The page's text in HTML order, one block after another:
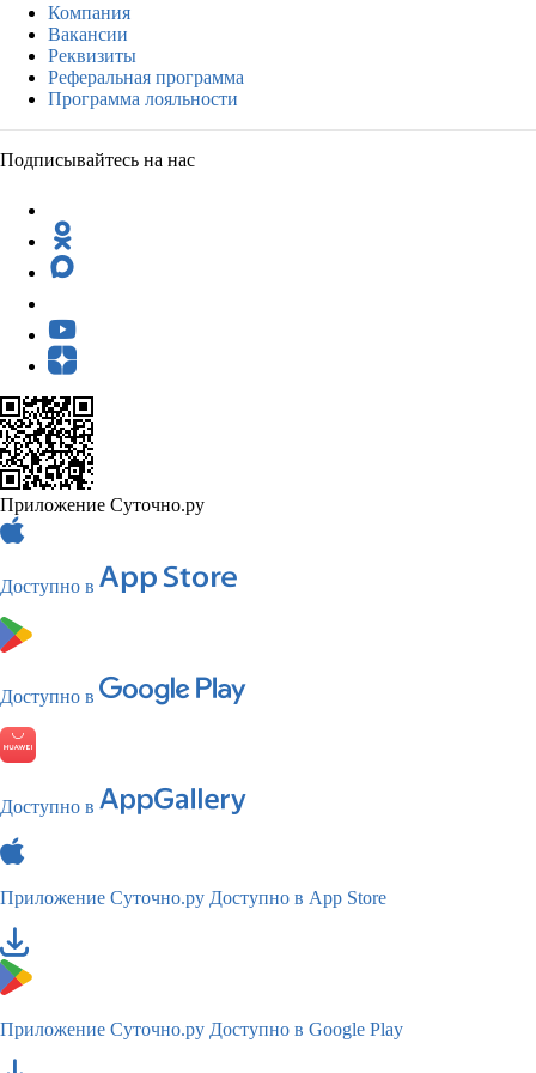
Компания
Вакансии
Реквизиты
Реферальная программа
Программа лояльности
Подписывайтесь на нас
Приложение Суточно.ру
Доступно в
Доступно в
Доступно в
Приложение Суточно.ру Доступно в App Store
Приложение Суточно.ру Доступно в Google Play